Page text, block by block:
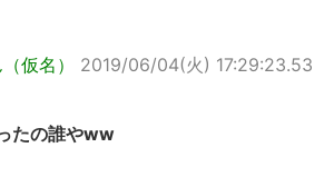
仮名）
2019/06/04(火) 17:29:23.53
たの誰やww